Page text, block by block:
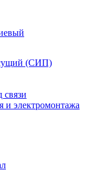
(СИП)
связи
и электромонтажа